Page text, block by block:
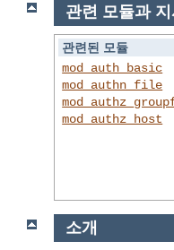
관련 모듈과 지
관련된 모듈
mod_auth_basic
mod_authn_file
mod_authz_host
소개